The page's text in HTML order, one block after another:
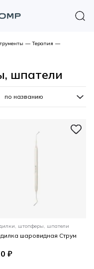
— Терапия —
шпатели
штопферы, шпатели
шаровидная Струм
₽